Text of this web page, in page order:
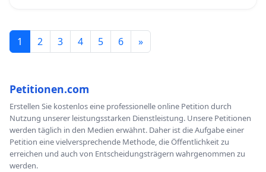
1 2 3 4 5 6 »
Petitionen.com
Erstellen Sie kostenlos eine professionelle online Petition durch
Nutzung unserer leistungsstarken Dienstleistung. Unsere Petitionen
werden täglich in den Medien erwähnt. Daher ist die Aufgabe einer
Petition eine vielversprechende Methode, die Öffentlichkeit zu
erreichen und auch von Entscheidungsträgern wahrgenommen zu
werden.